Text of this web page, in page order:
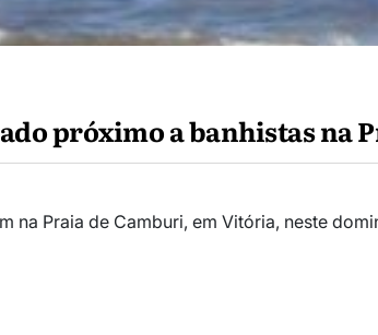
próximo a banhistas na
na Praia de Camburi, em Vitória, neste